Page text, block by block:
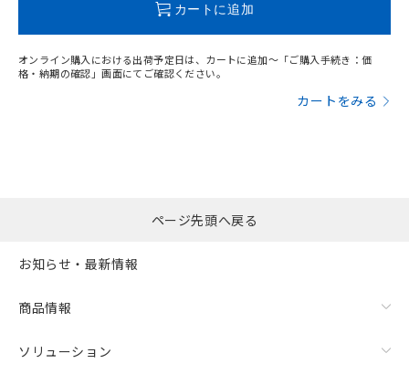
カートに追加
オンライン購入における出荷予定日は、カートに追加～「ご購入手続き：価
格・納期の確認」画面にてご確認ください。
カートをみる
ページ先頭へ戻る
お知らせ・最新情報
商品情報
ソリューション